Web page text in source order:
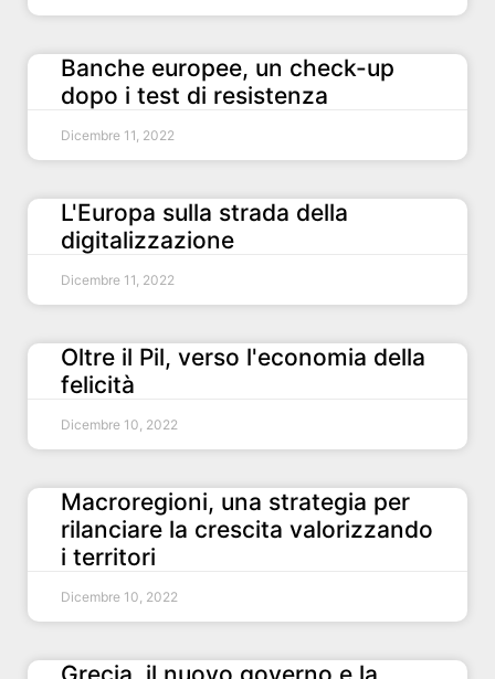
Banche europee, un check-up
dopo i test di resistenza
Dicembre 11, 2022
L'Europa sulla strada della
digitalizzazione
Dicembre 11, 2022
Oltre il Pil, verso l'economia della
felicità
Dicembre 10, 2022
Macroregioni, una strategia per
rilanciare la crescita valorizzando
i territori
Dicembre 10, 2022